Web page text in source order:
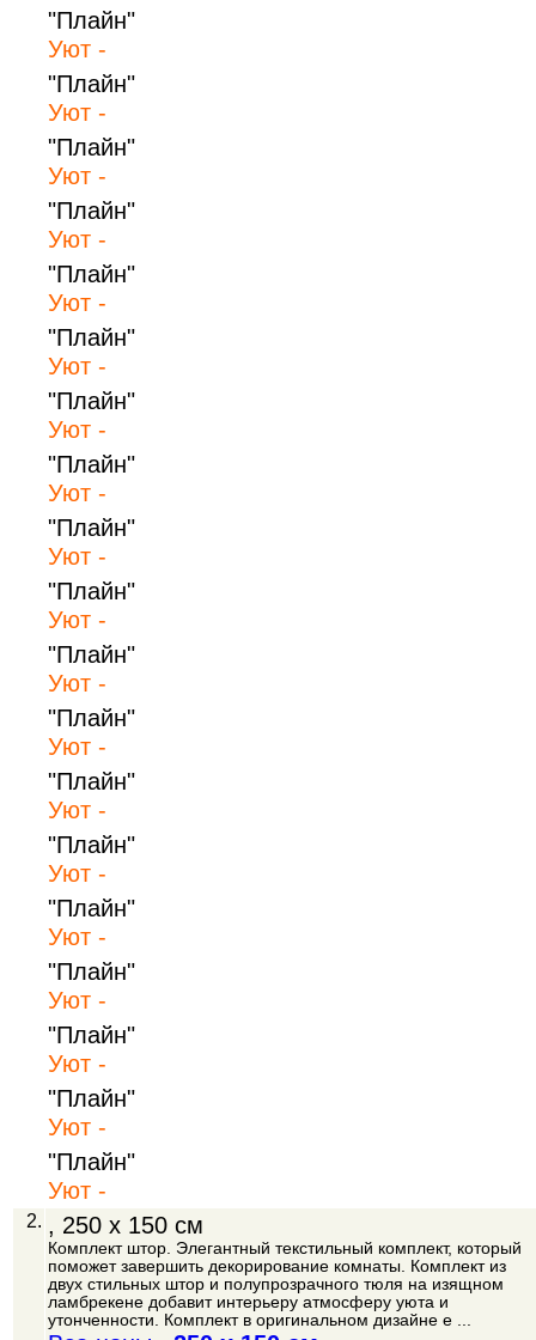
"Плайн"
Уют -
"Плайн"
Уют -
"Плайн"
Уют -
"Плайн"
Уют -
"Плайн"
Уют -
"Плайн"
Уют -
"Плайн"
Уют -
"Плайн"
Уют -
"Плайн"
Уют -
"Плайн"
Уют -
"Плайн"
Уют -
"Плайн"
Уют -
"Плайн"
Уют -
"Плайн"
Уют -
"Плайн"
Уют -
"Плайн"
Уют -
"Плайн"
Уют -
"Плайн"
Уют -
"Плайн"
Уют -
2. , 250 х 150 см
Комплект штор. Элегантный текстильный комплект, который
поможет завершить декорирование комнаты. Комплект из
двух стильных штор и полупрозрачного тюля на изящном
ламбрекене добавит интерьеру атмосферу уюта и
утонченности. Комплект в оригинальном дизайне е ...